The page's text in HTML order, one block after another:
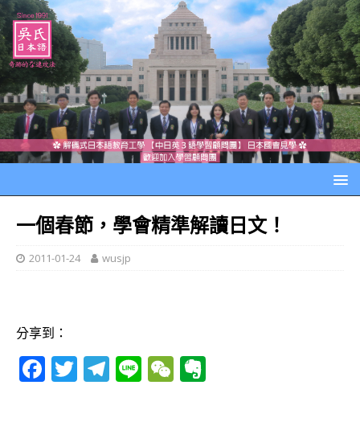
一個春節，學會精準解讀日文！
2011-01-24 wusjp
分享到：
F T T Li W